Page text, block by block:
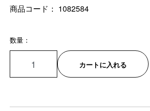
商品コード： 1082584
数量：
カートに入れる